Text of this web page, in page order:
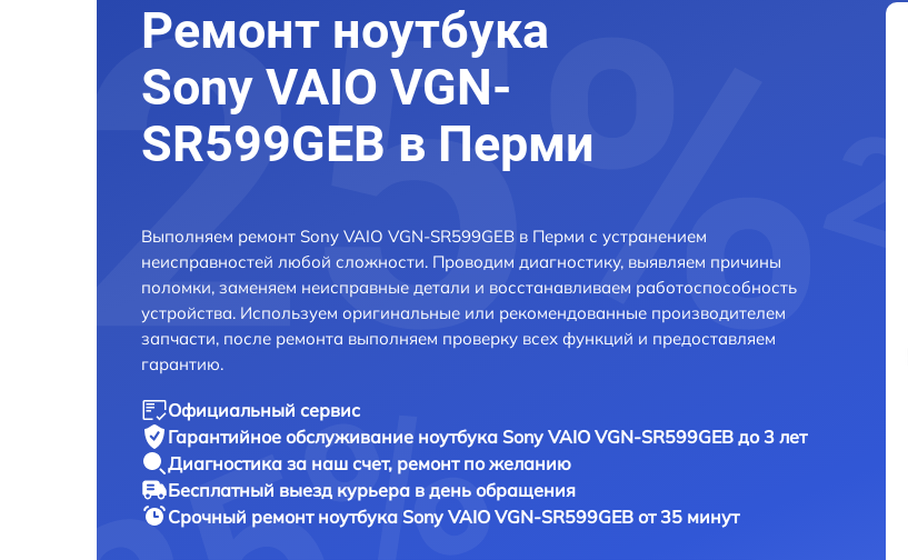
Ремонт ноутбука
Sony VAIO VGN-
SR599GEB в Перми
Выполняем ремонт Sony VAIO VGN-SR599GEB в Перми с устранением
неисправностей любой сложности. Проводим диагностику, выявляем причины
поломки, заменяем неисправные детали и восстанавливаем работоспособность
устройства. Используем оригинальные или рекомендованные производителем
запчасти, после ремонта выполняем проверку всех функций и предоставляем
гарантию.
Официальный сервис
Гарантийное обслуживание ноутбука Sony VAIO VGN-SR599GEB до 3 лет
Диагностика за наш счет, ремонт по желанию
Бесплатный выезд курьера в день обращения
Срочный ремонт ноутбука Sony VAIO VGN-SR599GEB от 35 минут